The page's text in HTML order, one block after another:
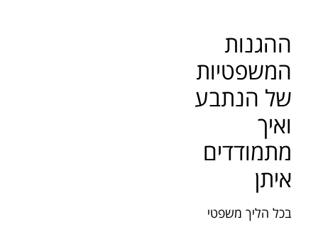
ההגנות
המשפטיות
של הנתבע
ואיך
מתמודדים
איתן
בכל הליך משפטי